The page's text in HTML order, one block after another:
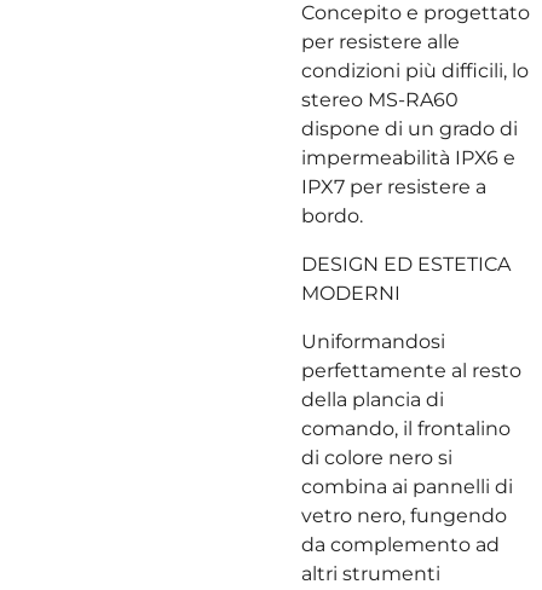
Concepito e progettato
per resistere alle
condizioni più difficili, lo
stereo MS-RA60
dispone di un grado di
impermeabilità IPX6 e
IPX7 per resistere a
bordo.
DESIGN ED ESTETICA
MODERNI
Uniformandosi
perfettamente al resto
della plancia di
comando, il frontalino
di colore nero si
combina ai pannelli di
vetro nero, fungendo
da complemento ad
altri strumenti